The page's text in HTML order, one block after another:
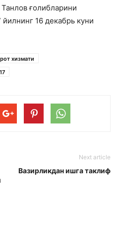
ғолибларини
16 декабрь куни
хизмати
Next article
Вазирликдан ишга таклиф